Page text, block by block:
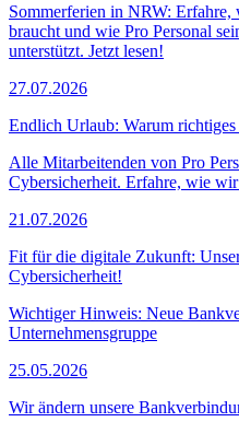
Sommerferien in NRW:
braucht und wie Pro Personal
unterstützt. Jetzt lesen!
27.07.2026
Endlich Urlaub: Warum
Alle Mitarbeitenden von Pro
Cybersicherheit. Erfahre, wie
21.07.2026
Fit für die digitale Zukunft:
Cybersicherheit!
Wichtiger Hinweis: Neue
Unternehmensgruppe
25.05.2026
Wir ändern unsere